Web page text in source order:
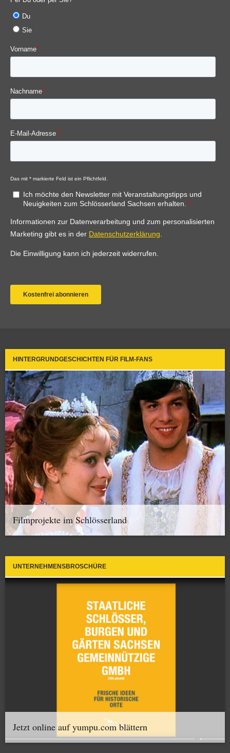
HINTERGRUNDGESCHICHTEN FÜR FILM-FANS
Filmprojekte im Schlösserland
UNTERNEHMENSBROSCHÜRE
Jetzt online auf yumpu.com blättern